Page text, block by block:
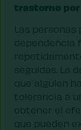
trastorno por
Las personas
dependencia
seguidas. La
que alguien
tolerancia a
obtener el
que pueden